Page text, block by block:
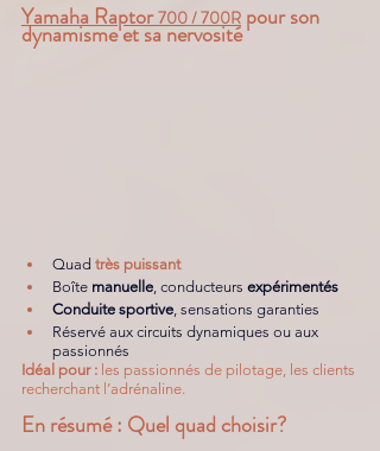
Yamaha Raptor 700 / 700R pour son
dynamisme et sa nervosité
Quad très puissant
Boîte manuelle conducteurs expérimentés
Conduite sportive , sensations garanties
Réservé aux circuits dynamiques ou aux
passionnés
Idéal pour : les passionnés de pilotage, les clients
recherchant l’adrénaline.
En résumé : Quel quad choisir?